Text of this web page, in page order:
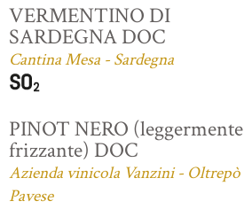
VERMENTINO DI
SARDEGNA DOC
Cantina Mesa - Sardegna
PINOT NERO (leggermente
frizzante) DOC
Azienda vinicola Vanzini - Oltrepò
Pavese